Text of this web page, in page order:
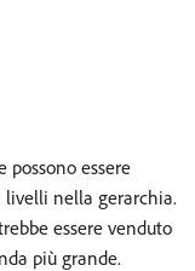
essere
livelli nella gerarchia.
essere venduto
più grande.